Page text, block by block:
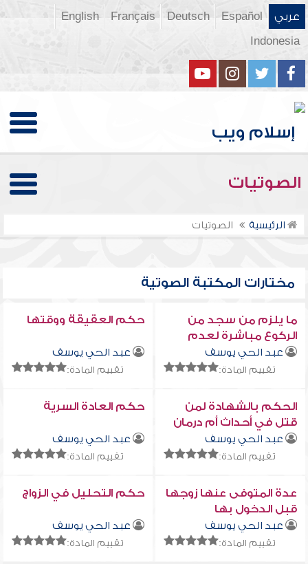
عربي Español
Deutsch
Français
English
Indonesia
الصوتيات
الرئيسية الصوتيات
مختارات المكتبة الصوتية
ما يلزم من سجد من
الركوع مباشرة لعدم
سماع صوت الإمام
عبد الحي يوسف
تقييم المادة:
حكم العقيقة ووقتها
عبد الحي يوسف
تقييم المادة:
الحكم بالشهادة لمن
قتل في أحداث أم درمان
على يد حركة العدل
والمساواة
عبد الحي يوسف
تقييم المادة:
حكم العادة السرية
عبد الحي يوسف
تقييم المادة:
عدة المتوفى عنها زوجها
قبل الدخول بها
عبد الحي يوسف
تقييم المادة:
حكم التحليل في الزواج
عبد الحي يوسف
تقييم المادة: